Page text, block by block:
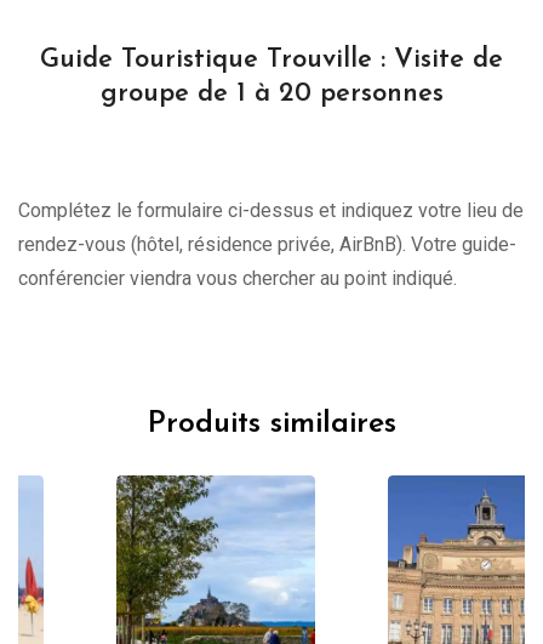
Guide Touristique Trouville : Visite de
groupe de 1 à 20 personnes
Complétez le formulaire ci-dessus et indiquez votre lieu de
rendez-vous (hôtel, résidence privée, AirBnB). Votre guide-
conférencier viendra vous chercher au point indiqué.
Produits similaires